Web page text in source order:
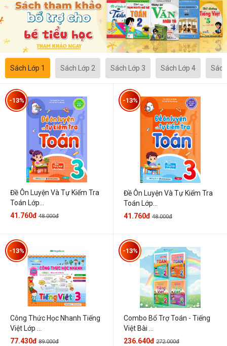
Sách Lớp 1 Sách Lớp 2 Sách Lớp 3 Sách Lớp 4
Đề Ôn Luyện Và Tự Kiểm Tra
Toán Lớp...
-13%
41.760đ 48.000đ
Đề Ôn Luyện Và Tự Kiểm Tra
Toán Lớp...
-13%
41.760đ 48.000đ
Công Thức Học Nhanh Tiếng
Việt Lớp ...
-13%
77.430đ 89.000đ
Combo Bổ Trợ Toán - Tiếng
Việt Bài ...
-13%
236.640đ 272.000đ